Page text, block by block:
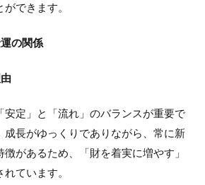
できます。
の関係
安定」と「流れ」のバランスが重要で
成長がゆっくりでありながら、常に新
があるため、「財を着実に増やす」
ています。